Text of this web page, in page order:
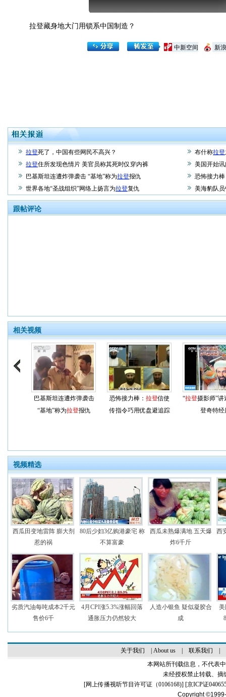
拉登藏身地大门用锁系中国制造？
新
中新空间
拉登死了，中国有些网民不高兴？ 布什称拉登
拉登住所发现色情片 美官员称其死时仅穿内裤
美国开始
巴基斯坦连遭炸弹袭击 “基地”称为拉登报仇
恐怖接力
世界各地“圣战组织”网络上扬言为拉登复仇 美海豹队
跟帖评论
相关视频
巴基斯坦连遭炸弹袭击
“基地”称为拉登报仇
恐怖接力棒： 拉登信使
传指令巧用优盘避追踪
“拉登摄影师”讲
登奇特经
视频精选
西瓜田变地雷阵 膨大剂
惹的祸
80后少妇3亿购港豪宅 称
不算富豪
西瓜未熟爆满地 五天爆
炸6千斤
西
劣质汽油每吨成本2千元
售价6千
4月CPI涨5.3%涨幅回落
通胀压力仍然较大
人造小银鱼 疑似凝胶合
成
关于我们 About us| 联系我们
本网站所刊载信息，不代表
未经授权禁止转载、摘
[网上传播视听节目许可证（0106168)] [京ICP证
Copyright